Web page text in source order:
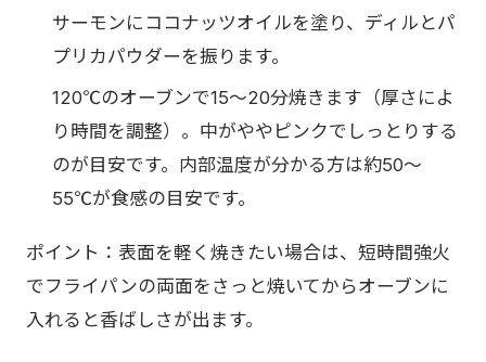
サーモンにココナッツオイルを塗り、ディルとパ
プリカパウダーを振ります。
120℃のオーブンで15〜20分焼きます（厚さによ
り時間を調整）。中がややピンクでしっとりする
のが目安です。内部温度が分かる方は約50〜
55℃が食感の目安です。
ポイント：表面を軽く焼きたい場合は、短時間強火
でフライパンの両面をさっと焼いてからオーブンに
入れると香ばしさが出ます。